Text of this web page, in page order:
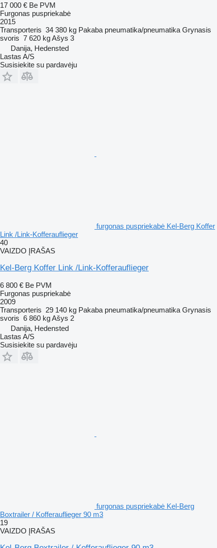
17 000 € Be PVM
Furgonas puspriekabė
2015
Transporteris 34 380 kg Pakaba pneumatika/pneumatika Grynasis
svoris 7 620 kgAšys 3
Danija, Hedensted
Lastas A/S
Susisiekite su pardavėju
furgonas puspriekabė Kel-Berg Koffer
Link /Link-Kofferauflieger
40
VAIZDO ĮRAŠAS
Kel-Berg Koffer Link /Link-Kofferauflieger
6 800 € Be PVM
Furgonas puspriekabė
2009
Transporteris 29 140 kg Pakaba pneumatika/pneumatika Grynasis
svoris 6 860 kgAšys 2
Danija, Hedensted
Lastas A/S
Susisiekite su pardavėju
furgonas puspriekabė Kel-Berg
Boxtrailer / Kofferauflieger 90 m3
19
VAIZDO ĮRAŠAS